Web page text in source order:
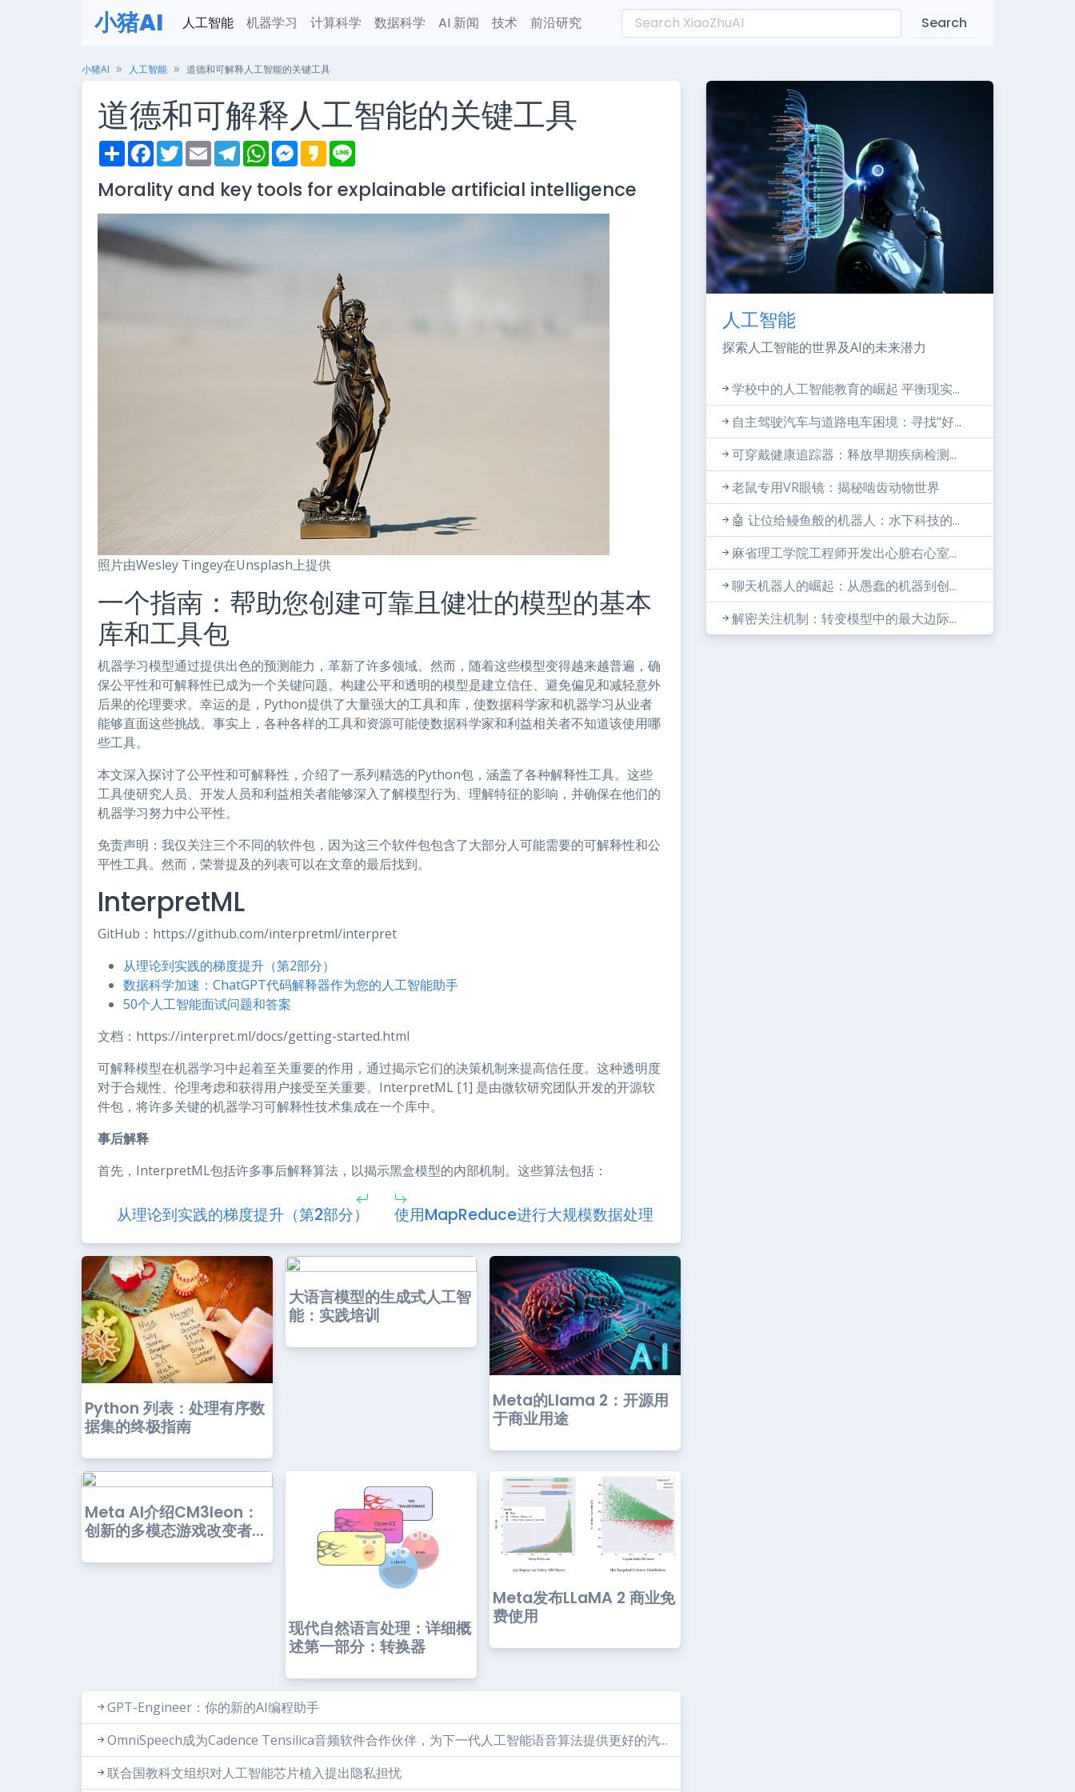
小猪AI 人工智能 机器学习 计算科学 数据科学 AI 新闻 技术 前沿研究 Search
小猪AI 人工智能 道德和可解释人工智能的关键工具
道德和可解释人工智能的关键工具
S
h
r
e
F
a
e
b
o
k
T
w
t
t
e
E
m
i
l
T
e
e
g
r
W
h
t
s
A
p
M
e
s
e
n
K
a
a
o
e
Morality and key tools for explainable artificial intelligence
照片由Wesley Tingey在Unsplash上提供
一个指南：帮助您创建可靠且健壮的模型的基本
库和工具包
机器学习模型通过提供出色的预测能力，革新了许多领域。然而，随着这些模型变得越来越普遍，确
保公平性和可解释性已成为一个关键问题。构建公平和透明的模型是建立信任、避免偏见和减轻意外
后果的伦理要求。幸运的是，Python提供了大量强大的工具和库，使数据科学家和机器学习从业者
能够直面这些挑战。事实上，各种各样的工具和资源可能使数据科学家和利益相关者不知道该使用哪
些工具。
本文深入探讨了公平性和可解释性，介绍了一系列精选的Python包，涵盖了各种解释性工具。这些
工具使研究人员、开发人员和利益相关者能够深入了解模型行为、理解特征的影响，并确保在他们的
机器学习努力中公平性。
免责声明：我仅关注三个不同的软件包，因为这三个软件包包含了大部分人可能需要的可解释性和公
平性工具。然而，荣誉提及的列表可以在文章的最后找到。
InterpretML
GitHub：https://github.com/interpretml/interpret
从理论到实践的梯度提升（第2部分）
数据科学加速：ChatGPT代码解释器作为您的人工智能助手
50个人工智能面试问题和答案
文档：https://interpret.ml/docs/getting-started.html
可解释模型在机器学习中起着至关重要的作用，通过揭示它们的决策机制来提高信任度。这种透明度
对于合规性、伦理考虑和获得用户接受至关重要。InterpretML [1] 是由微软研究团队开发的开源软
件包，将许多关键的机器学习可解释性技术集成在一个库中。
事后解释
首先，InterpretML包括许多事后解释算法，以揭示黑盒模型的内部机制。这些算法包括：
从理论到实践的梯度提升（第2部分） 使用MapReduce进行大规模数据处理
Python 列表：处理有序数
据集的终极指南
大语言模型的生成式人工智
能：实践培训
Meta的Llama 2：开源用
于商业用途
Meta AI介绍CM3leon：
创新的多模态游戏改变者...
现代自然语言处理：详细概
述第一部分：转换器
Meta发布LLaMA 2 商业免
费使用
GPT-Engineer：你的新的AI编程助手
OmniSpeech成为Cadence Tensilica音频软件合作伙伴，为下一代人工智能语音算法提供更好的汽...
联合国教科文组织对人工智能芯片植入提出隐私担忧
人工智能
探索人工智能的世界及AI的未来潜力
学校中的人工智能教育的崛起 平衡现实...
自主驾驶汽车与道路电车困境：寻找“好...
可穿戴健康追踪器：释放早期疾病检测...
老鼠专用VR眼镜：揭秘啮齿动物世界
🤖 让位给鳗鱼般的机器人：水下科技的...
麻省理工学院工程师开发出心脏右心室...
聊天机器人的崛起：从愚蠢的机器到创...
解密关注机制：转变模型中的最大边际...